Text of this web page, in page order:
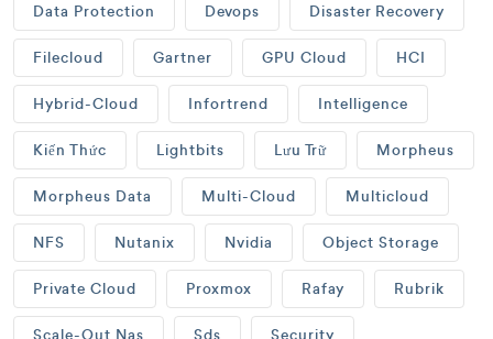
Data Protection Devops Disaster Recovery
Filecloud Gartner GPU Cloud HCI
Hybrid-Cloud Infortrend Intelligence
Kiến Thức Lightbits Lưu Trữ Morpheus
Morpheus Data Multi-Cloud Multicloud
NFS Nutanix Nvidia Object Storage
Private Cloud Proxmox Rafay Rubrik